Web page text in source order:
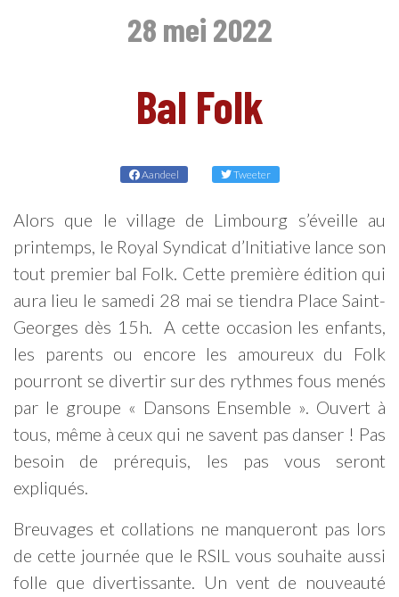
28 mei 2022
Bal Folk
Aandeel Tweeter
Alors que le village de Limbourg s’éveille au
printemps, le Royal Syndicat d’Initiative lance son
tout premier bal Folk. Cette première édition qui
aura lieu le samedi 28 mai se tiendra Place Saint-
Georges dès 15h. A cette occasion les enfants,
les parents ou encore les amoureux du Folk
pourront se divertir sur des rythmes fous menés
par le groupe « Dansons Ensemble ». Ouvert à
tous, même à ceux qui ne savent pas danser ! Pas
besoin de prérequis, les pas vous seront
expliqués.
Breuvages et collations ne manqueront pas lors
de cette journée que le RSIL vous souhaite aussi
folle que divertissante. Un vent de nouveauté